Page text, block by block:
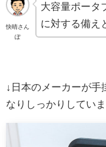
快晴さん
ぽ
大容量ポータ
に対する備え
↓日本のメーカーが
なりしっかりしていま